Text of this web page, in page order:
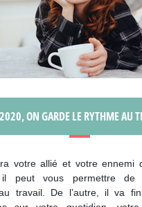
ON GARDE LE RYTHME AU
votre allié et votre ennemi
il peut vous permettre de
travail. De l’autre, il va